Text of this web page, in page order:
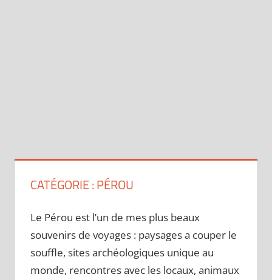
CATÉGORIE :PÉROU
Le Pérou est l’un de mes plus beaux
souvenirs de voyages : paysages a couper le
souffle, sites archéologiques unique au
monde, rencontres avec les locaux, animaux